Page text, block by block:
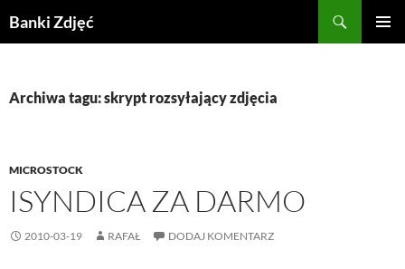
doBanki Zdjęć
Archiwa tagu: skrypt rozsyłający zdjęcia
MICROSTOCK
ISYNDICA ZA DARMO
2010-03-19 RAFAŁ DODAJ KOMENTARZ